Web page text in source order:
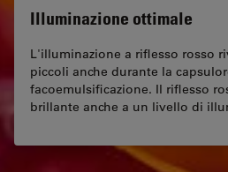
Illuminazione ottimale
L'illuminazione a riflesso rosso
piccoli anche durante la
facoemulsificazione. Il riflesso
brillante anche a un livello di